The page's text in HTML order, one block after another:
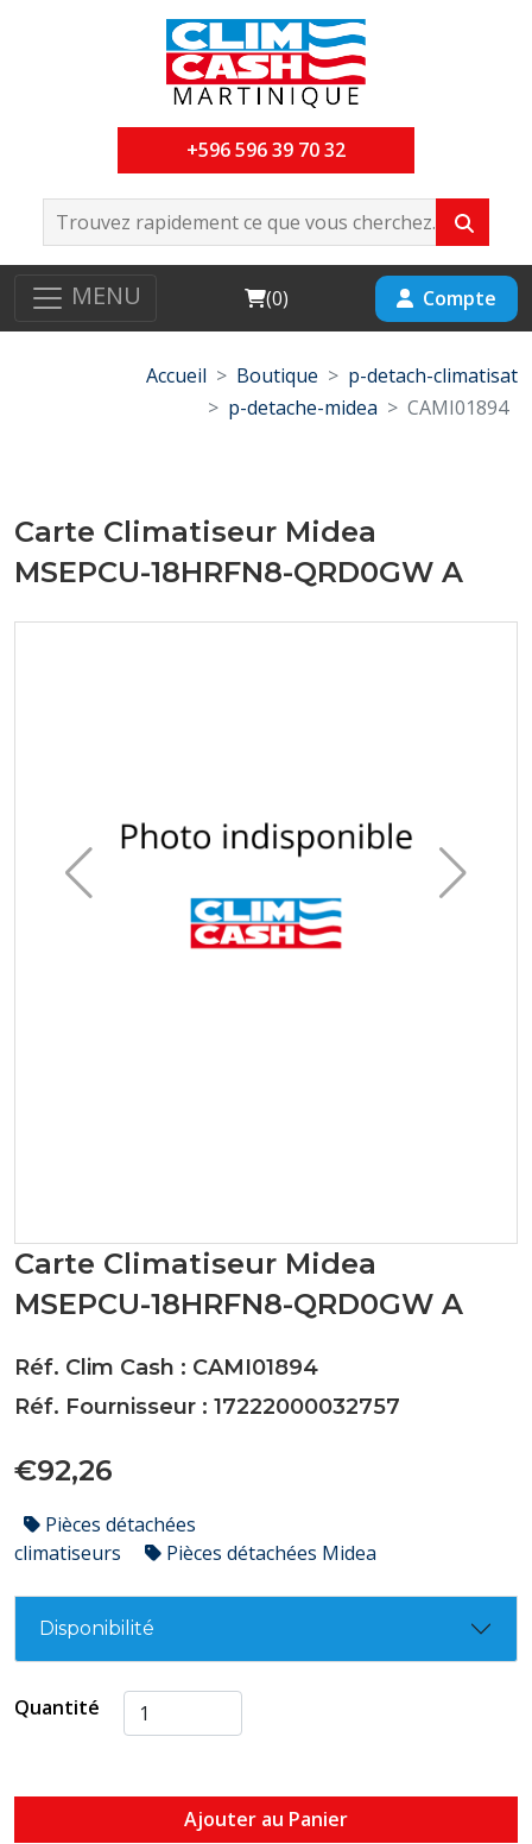
+596 596 39 70 32
MENU Cart
(0) Compte
Accueil Boutique
p-detach-climatisat
p-detache-midea
CAMI01894
Carte Climatiseur Midea
MSEPCU-18HRFN8-QRD0GW A
Carte Climatiseur Midea
MSEPCU-18HRFN8-QRD0GW A
Réf. Clim Cash : CAMI01894
Réf. Fournisseur : 17222000032757
€92,26
Pièces détachées
climatiseurs
Pièces détachées Midea
Disponibilité
Quantité
Ajouter au Panier